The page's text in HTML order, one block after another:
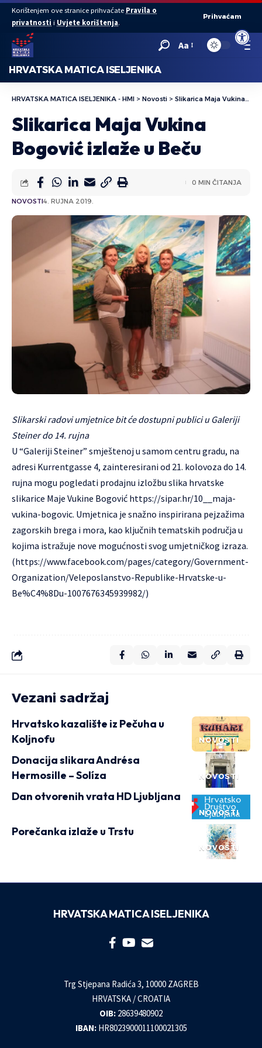
Open
Korištenjem ove stranice prihvaćate Pravila o
privatnosti i Uvjete korištenja.
Prihvaćam
Aa
HRVATSKA MATICA ISELJENIKA
HRVATSKA MATICA ISELJENIKA - HMI > Novosti > Slikarica Maja Vukina Bogović izlaže u Beču
Slikarica Maja Vukina
Bogović izlaže u Beču
NOVOSTI4. RUJNA 2019.
0 MIN ČITANJA
Slikarski radovi umjetnice bit će dostupni publici u Galeriji
Steiner do 14. rujna
U “Galeriji Steiner” smještenoj u samom centru gradu, na
adresi Kurrentgasse 4, zainteresirani od 21. kolovoza do 14.
rujna mogu pogledati prodajnu izložbu slika hrvatske
slikarice Maje Vukine Bogović https://sipar.hr/10__maja-
vukina-bogovic. Umjetnica je snažno inspirirana pejzažima
zagorskih brega i mora, kao ključnih tematskih područja u
kojima istražuje nove mogućnosti svog umjetničkog izraza.
(https://www.facebook.com/pages/category/Government-
Organization/Veleposlanstvo-Republike-Hrvatske-u-
Be%C4%8Du-1007676345939982/)
Vezani sadržaj
NOVOSTI
Hrvatsko kazalište iz Pečuha u
Koljnofu
NOVOSTI
Donacija slikara Andrésa
Hermosille – Solíza
NOVOSTI
Dan otvorenih vrata HD Ljubljana
NOVOSTI
Porečanka izlaže u Trstu
HRVATSKA MATICA ISELJENIKA
Trg Stjepana Radića 3, 10000 ZAGREB
HRVATSKA / CROATIA
OIB: 28639480902
IBAN: HR8023900011100021305